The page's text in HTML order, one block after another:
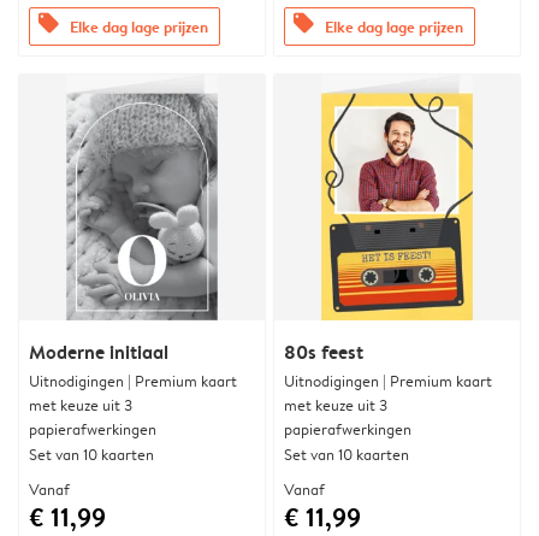
offers Elke dag lage prijzen offers Elke dag lage prijzen
Moderne initiaal
Uitnodigingen | Premium kaart
met keuze uit 3
papierafwerkingen
Set van 10 kaarten
Vanaf
€ 11,99
80s feest
Uitnodigingen | Premium kaart
met keuze uit 3
papierafwerkingen
Set van 10 kaarten
Vanaf
€ 11,99